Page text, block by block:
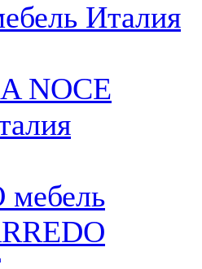
Италия
NOCE
мебель